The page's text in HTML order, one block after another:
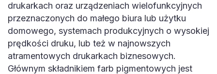
drukarkach oraz urządzeniach wielofunkcyjnych
przeznaczonych do małego biura lub użytku
domowego, systemach produkcyjnych o wysokiej
prędkości druku, lub też w najnowszych
atramentowych drukarkach biznesowych.
Głównym składnikiem farb pigmentowych jest